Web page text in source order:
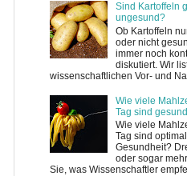
Sind Kartoffeln
ungesund?
Ob Kartoffeln
oder nicht
immer noch
diskutiert. Wir
wissenschaftlichen Vor- und
Wie viele
Tag sind
Wie viele
Tag sind
Gesundheit?
oder sogar
Sie, was Wissenschaftler